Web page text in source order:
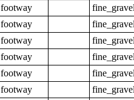
footway
footway
footway
footway
footway
footway